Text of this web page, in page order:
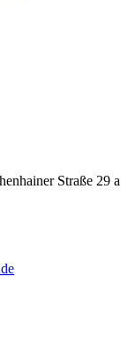
Straße 29 a